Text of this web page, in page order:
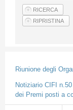
Articoli
Riunione degli
Notiziario CIFI
dei Premi posti a